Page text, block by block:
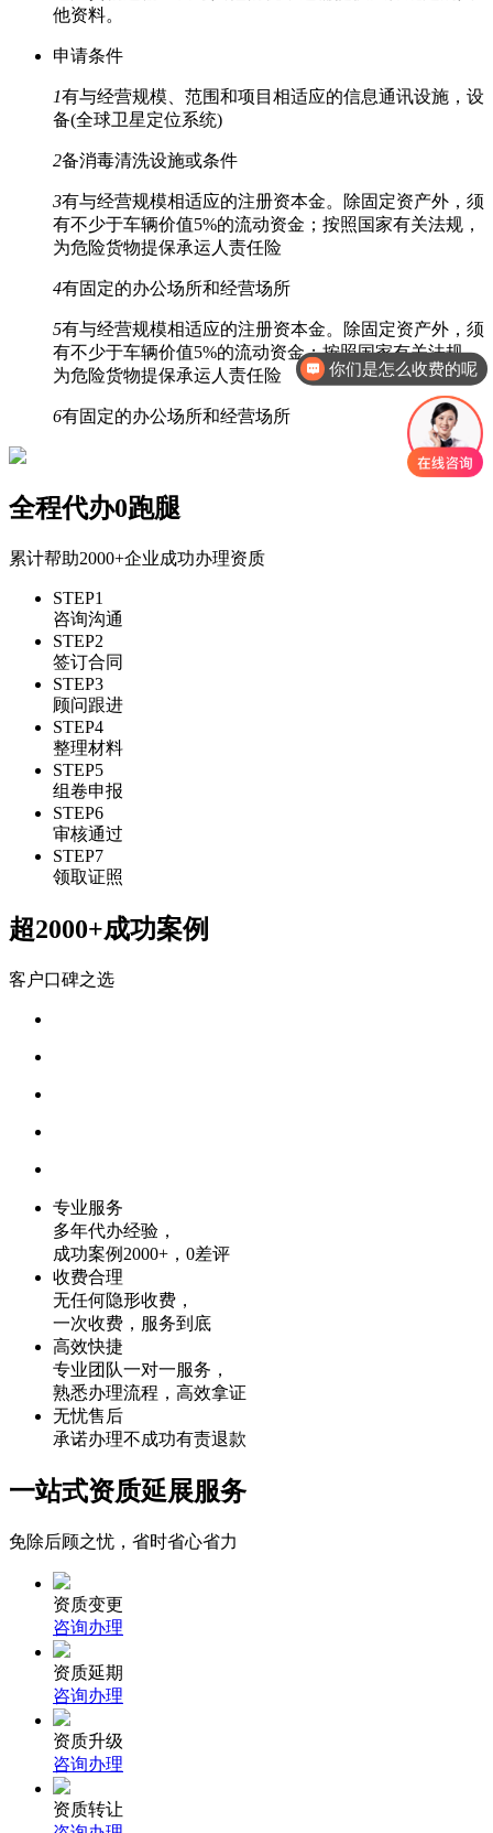
他资料。
申请条件
1有与经营规模、范围和项目相适应的信息通讯设施，设
备(全球卫星定位系统)
2备消毒清洗设施或条件
3有与经营规模相适应的注册资本金。除固定资产外，须
有不少于车辆价值5%的流动资金；按照国家有关法规，
为危险货物提保承运人责任险
4有固定的办公场所和经营场所
5有与经营规模相适应的注册资本金。除固定资产外，须
有不少于车辆价值5%的流动资金；按照国家有关法规，
为危险货物提保承运人责任险
6有固定的办公场所和经营场所
全程代办0跑腿
累计帮助2000+企业成功办理资质
STEP1
咨询沟通
STEP2
签订合同
STEP3
顾问跟进
STEP4
整理材料
STEP5
组卷申报
STEP6
审核通过
STEP7
领取证照
超2000+成功案例
客户口碑之选
专业服务
多年代办经验，
成功案例2000+，0差评
收费合理
无任何隐形收费，
一次收费，服务到底
高效快捷
专业团队一对一服务，
熟悉办理流程，高效拿证
无忧售后
承诺办理不成功有责退款
一站式资质延展服务
免除后顾之忧，省时省心省力
资质变更
咨询办理
资质延期
咨询办理
资质升级
咨询办理
资质转让
你们是怎么收费的呢